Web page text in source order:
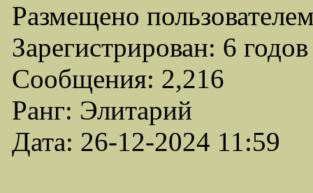
Размещено
Зарегистрирован: 6
Сообщения: 2,216
Ранг: Элитарий
Дата: 26-12-2024 11:59